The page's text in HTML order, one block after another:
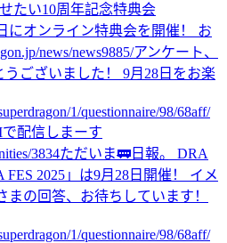
たい10周年記念特典会
にオンライン特典会を開催！ お
news/news9885/アンケート、
ございました！ 9月28日をお楽
1/questionnaire/98/68aff/
配信しまーす
3834ただいま🚃 日報。 DRA
FES 2025」は9月28日開催！ イメ
まの回答、お待ちしています！
1/questionnaire/98/68aff/